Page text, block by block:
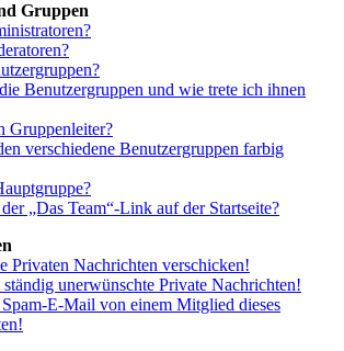
Gruppen
Benutzergruppen und wie trete ich ihnen
Gruppenleiter?
verschiedene Benutzergruppen farbig
„Das Team“-Link auf der Startseite?
Privaten Nachrichten verschicken!
unerwünschte Private Nachrichten!
E-Mail von einem Mitglied dieses